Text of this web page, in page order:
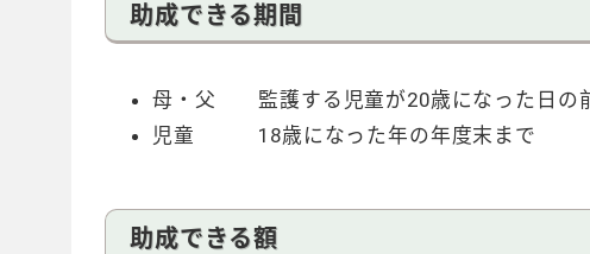
助成できる期間
母・父 監護する児童が20歳になった日の
児童 18歳になった年の年度末まで
助成できる額